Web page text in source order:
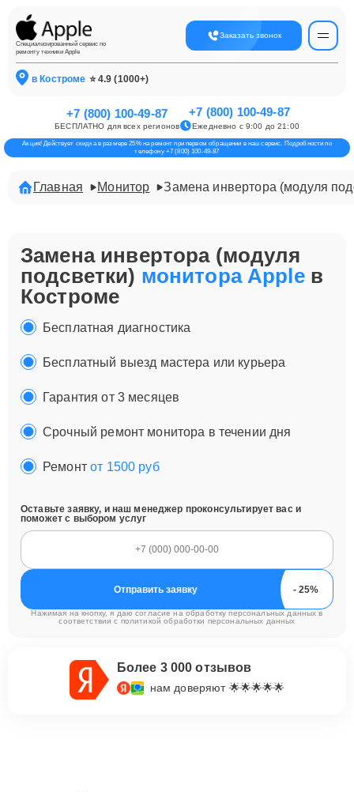
Специализированный сервис по
ремонту техники Apple
Заказать звонок
в Костроме ⭐ 4.9 (1000+)
+7 (800) 100-49-87
БЕСПЛАТНО для всех регионов
+7 (800) 100-49-87
Ежедневно с 9:00 до 21:00
Акция! Действует скидка в размере 25% на ремонт при первом обращении в наш сервис. Подробности по
телефону +7 (800) 100-49-87
Главная Монитор Замена инвертора (модуля
Замена инвертора (модуля
подсветки) монитора Appleв
Костроме
Бесплатная диагностика
Бесплатный выезд мастера или курьера
Гарантия от 3 месяцев
Срочный ремонт монитора в течении дня
Ремонтот 1500 руб
Оставьте заявку, и наш менеджер проконсультирует вас и
поможет с выбором услуг
Отправить заявку
Нажимая на кнопку, я даю согласие на обработку персональных данных в
соответствии с политикой обработки персональных данных
Более 3 000 отзывов
нам доверяют 🌟🌟🌟🌟🌟